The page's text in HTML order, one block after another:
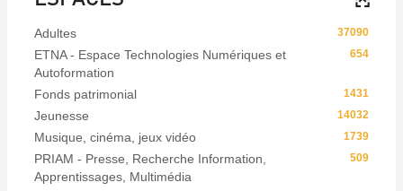
37090
Adultes
654
ETNA - Espace Technologies Numériques et
Autoformation
1431
Fonds patrimonial
14032
Jeunesse
1739
Musique, cinéma, jeux vidéo
509
PRIAM - Presse, Recherche Information,
Apprentissages, Multimédia